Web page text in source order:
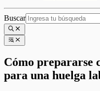
Buscar
Cómo prepararse
para una huelga